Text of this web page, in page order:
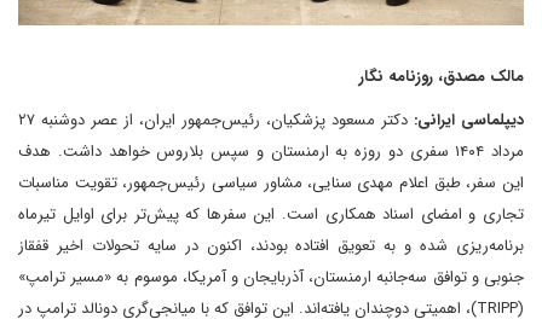
مالک مصدق، روزنامه نگار
دیپلماسی ایرانی:
دکتر مسعود پزشکیان، رئیس‌جمهور ایران، از عصر دوشنبه ۲۷
مرداد ۱۴۰۴ سفری دو روزه به ارمنستان و سپس بلاروس خواهد داشت. هدف
این سفر، طبق اعلام مهدی سنایی، مشاور سیاسی رئیس‌جمهور، تقویت مناسبات
تجاری و امضای اسناد همکاری است. این سفرها که پیش‌تر برای اوایل تیرماه
برنامه‌ریزی شده و به تعویق افتاده بودند، اکنون در سایه تحولات اخیر قفقاز
جنوبی و توافق سه‌جانبه ارمنستان، آذربایجان و آمریکا، موسوم به «مسیر ترامپ»
(TRIPP)، اهمیتی دوچندان یافته‌اند. این توافق که با میانجی‌گری دونالد ترامپ در